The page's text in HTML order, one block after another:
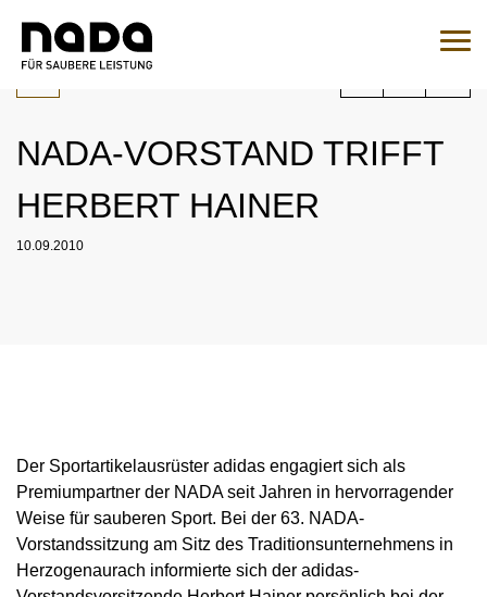
Jump to content
To the medication query
SUPERVISORY BOARD
EXECUTIVE BOARD
STAFF
SPONSORING AND PARTNER
ANNUAL REPORTS
SPEAK UP
OVERVIEW
NADC
ANTI-DOPING LAW
SANCTIONS
OVERVIEW
CURRENT MEDICAL ADVICE
OVERVIEW
ASTHMA MEDICATION IN SPORT
PROHIBITED LIST
OVERVIEW
IN CASE OF DISEASE: THERAPEUTIC USE
TESTING
OVERVIEW
TESTING PROGRAMME
EDUCATION
OVERVIEW
SERVICE
You are here:
NADA-VORSTAND TRIFFT
HERBERT HAINER
10.09.2010
Der Sportartikelausrüster adidas engagiert sich als
Premiumpartner der NADA seit Jahren in hervorragender
Weise für sauberen Sport. Bei der 63. NADA-
Vorstandssitzung am Sitz des Traditionsunternehmens in
Herzogenaurach informierte sich der adidas-